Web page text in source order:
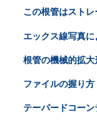
この根管はスト
エックス線写真
根管の機械的拡
ファイルの握り方
テーパードコー